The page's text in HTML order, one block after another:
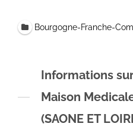
Bourgogne-Franche-
Informations
Maison
(SAONE ET